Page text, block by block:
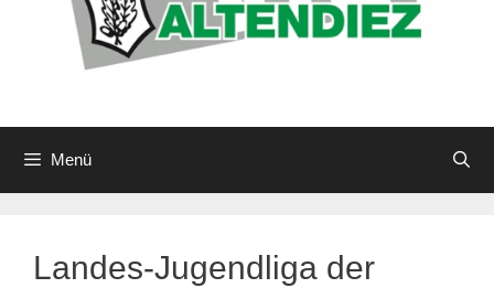
Menü
Landes-Jugendliga der